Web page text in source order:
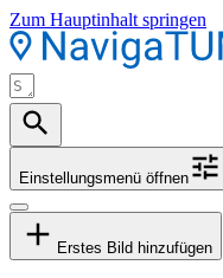
Zum Hauptinhalt springen
Einstellungsmenü öffnen
Erstes Bild hinzufügen